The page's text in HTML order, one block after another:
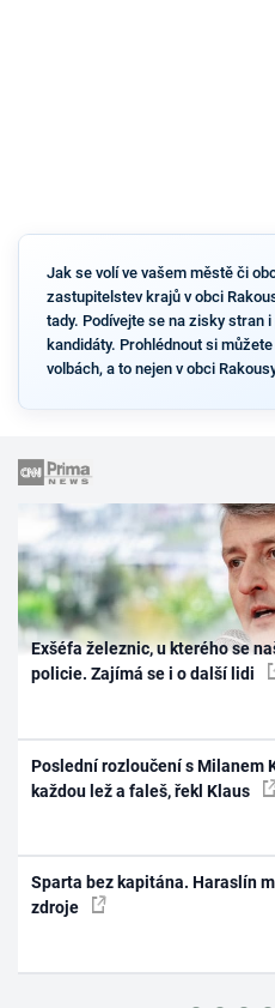
Jak se volí ve vašem městě či
zastupitelstev krajů v obci
tady. Podívejte se na zisky stran
kandidáty. Prohlédnout si
volbách, a to nejen v obci
Exšéfa železnic, u kterého se
policie. Zajímá se i o další lidi
Poslední rozloučení s Milanem
každou lež a faleš, řekl Klaus
Sparta bez kapitána. Haraslín
zdroje